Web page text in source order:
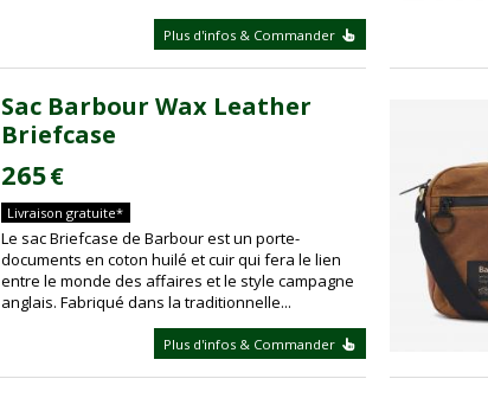
Plus d'infos & Commander
Sac Barbour Wax Leather
Briefcase
265€
Livraison gratuite*
Le sac Briefcase de Barbour est un porte-
documents en coton huilé et cuir qui fera le lien
entre le monde des affaires et le style campagne
anglais. Fabriqué dans la traditionnelle...
Plus d'infos & Commander